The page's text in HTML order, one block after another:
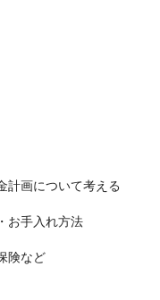
計画について考える
お手入れ方法
険など